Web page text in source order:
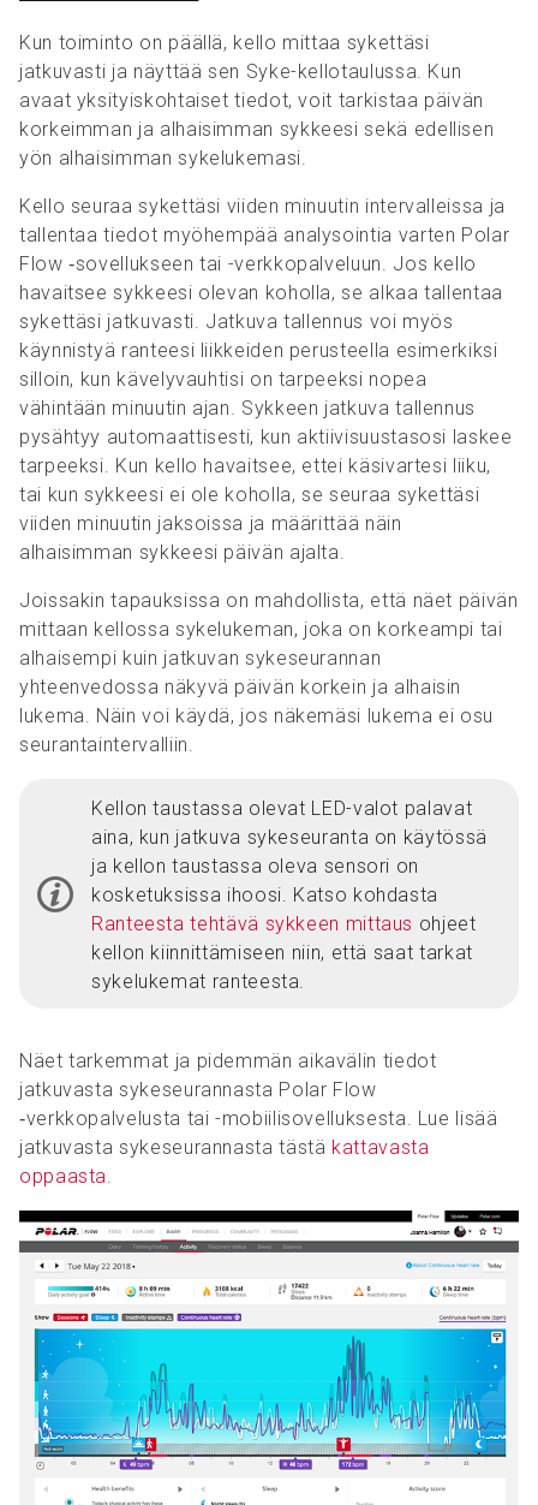
Kun toiminto on päällä, kello mittaa sykettäsi
jatkuvasti ja näyttää sen Syke-kellotaulussa. Kun
avaat yksityiskohtaiset tiedot, voit tarkistaa päivän
korkeimman ja alhaisimman sykkeesi sekä edellisen
yön alhaisimman sykelukemasi.
Kello seuraa sykettäsi viiden minuutin intervalleissa ja
tallentaa tiedot myöhempää analysointia varten Polar
Flow ‑sovellukseen tai -verkkopalveluun. Jos kello
havaitsee sykkeesi olevan koholla, se alkaa tallentaa
sykettäsi jatkuvasti. Jatkuva tallennus voi myös
käynnistyä ranteesi liikkeiden perusteella esimerkiksi
silloin, kun kävelyvauhtisi on tarpeeksi nopea
vähintään minuutin ajan. Sykkeen jatkuva tallennus
pysähtyy automaattisesti, kun aktiivisuustasosi laskee
tarpeeksi. Kun kello havaitsee, ettei käsivartesi liiku,
tai kun sykkeesi ei ole koholla, se seuraa sykettäsi
viiden minuutin jaksoissa ja määrittää näin
alhaisimman sykkeesi päivän ajalta.
Joissakin tapauksissa on mahdollista, että näet päivän
mittaan kellossa sykelukeman, joka on korkeampi tai
alhaisempi kuin jatkuvan sykeseurannan
yhteenvedossa näkyvä päivän korkein ja alhaisin
lukema. Näin voi käydä, jos näkemäsi lukema ei osu
seurantaintervalliin.
Kellon taustassa olevat LED-valot palavat
aina, kun jatkuva sykeseuranta on käytössä
ja kellon taustassa oleva sensori on
kosketuksissa ihoosi. Katso kohdasta
Ranteesta tehtävä sykkeen mittaus ohjeet
kellon kiinnittämiseen niin, että saat tarkat
sykelukemat ranteesta.
Näet tarkemmat ja pidemmän aikavälin tiedot
jatkuvasta sykeseurannasta Polar Flow
‑verkkopalvelusta tai -mobiilisovelluksesta. Lue lisää
jatkuvasta sykeseurannasta tästä kattavasta
oppaasta.